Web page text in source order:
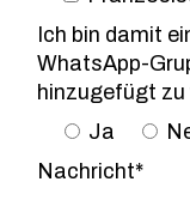
Ich bin damit
WhatsApp-
hinzugefügt zu
Ja
Nachricht*